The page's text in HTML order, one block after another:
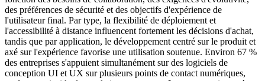
des préférences de sécurité et des objectifs d'expérience de
l'utilisateur final. Par type, la flexibilité de déploiement et
l'accessibilité à distance influencent fortement les décisions d'achat,
tandis que par application, le développement centré sur le produit et
axé sur l'expérience favorise une utilisation soutenue. Environ 67 %
des entreprises s'appuient simultanément sur des logiciels de
conception UI et UX sur plusieurs points de contact numériques,